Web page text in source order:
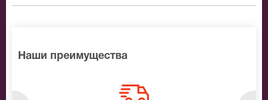
Наши преимущества